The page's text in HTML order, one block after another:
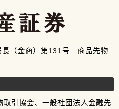
（金商）第131号 商品先物
取引協会、一般社団法人金融先